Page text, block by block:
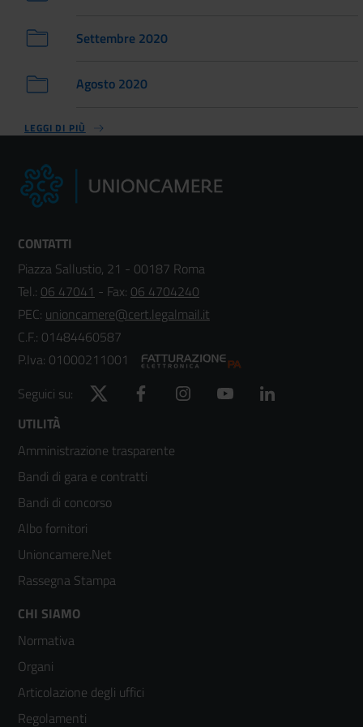
Settembre 2020
Agosto 2020
LEGGI DI PIÙ
CONTATTI
Piazza Sallustio, 21 - 00187 Roma
Tel.: 06 47041 - Fax: 06 4704240
PEC: unioncamere@cert.legalmail.it
C.F.: 01484460587
P.Iva: 01000211001
Seguici su:
Twitter Facebook Instagram YouTube
Footer
menù
colonna
2
UTILITÀ
Amministrazione trasparente
Bandi di gara e contratti
Bandi di concorso
Albo fornitori
Unioncamere.Net
Rassegna Stampa
Footer
menù
colonna
CHI SIAMO
Normativa
Organi
Articolazione degli uffici
Regolamenti